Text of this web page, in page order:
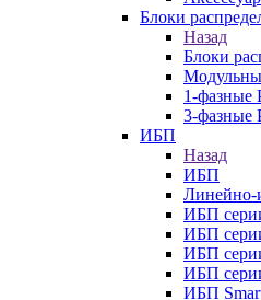
Блоки
Назад
Блоки
1-фазные
3-фазные
ИБП
Назад
ИБП
Линейно-
ИБП
ИБП
ИБП
ИБП
ИБП